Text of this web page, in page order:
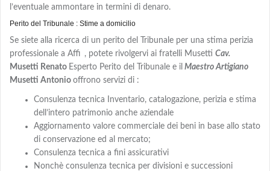
l’eventuale ammontare in termini di denaro.
Perito del Tribunale : Stime a domicilio
Se siete alla ricerca di un perito del Tribunale per una stima perizia
professionale a Affi , potete rivolgervi ai fratelli Musetti Cav.
Musetti Renato Esperto Perito del Tribunale e il Maestro Artigiano
Musetti Antonio offrono servizi di :
Consulenza tecnica Inventario, catalogazione, perizia e stima
dell’intero patrimonio anche aziendale
Aggiornamento valore commerciale dei beni in base allo stato
di conservazione ed al mercato;
Consulenza tecnica a fini assicurativi
Nonchè consulenza tecnica per divisioni e successioni